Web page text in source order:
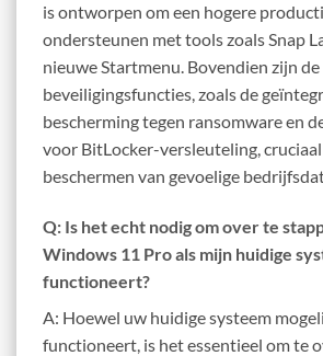
is ontworpen om een hogere
ondersteunen met tools zoals Snap
nieuwe Startmenu. Bovendien zijn de
beveiligingsfuncties, zoals de
bescherming tegen ransomware en
voor BitLocker-versleuteling,
beschermen van gevoelige
Q: Is het echt nodig om over te
Windows 11 Pro als mijn huidige
functioneert?
A: Hoewel uw huidige systeem
functioneert, is het essentieel om te